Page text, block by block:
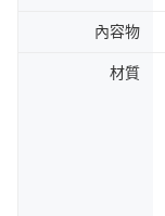
內容物
材質